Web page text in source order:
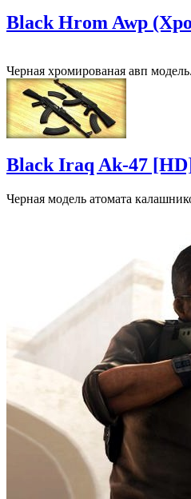
Black Hrom Awp
Черная хромированая авп
Black Iraq Ak-47
Черная модель атомата